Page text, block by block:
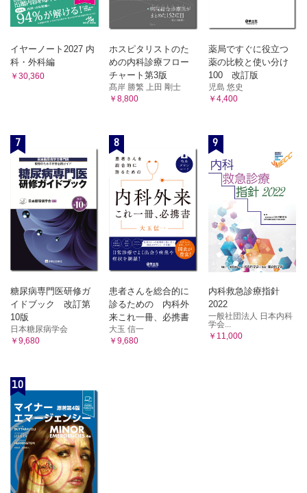
イヤーノート2027 内
科・外科編
￥30,360
ホスピタリストのた
めの内科診療フロー
チャート第3版
髙岸 勝繁 上田 剛士
￥8,800
薬局ですぐに役立つ
薬の比較と使い分け
100 改訂版
児島 悠史
￥4,400
7
糖尿病専門医研修ガ
イドブック 改訂第
10版
日本糖尿病学会
￥9,680
8
患者さんを総合的に
診るための 内科外
来これ一冊、必携書
大玉 信一
￥9,680
9
内科救急診療指針
2022
一般社団法人 日本内科
学会...
￥11,000
10